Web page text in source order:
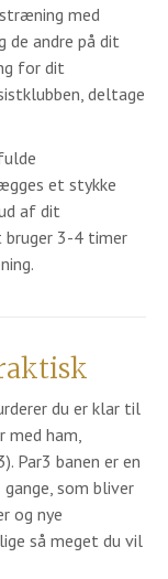
med
de andre på dit
for dit
deltage
et stykke
af dit
3-4 timer
du er klar til
med ham,
Par3 banen er en
som bliver
og nye
så meget du vil